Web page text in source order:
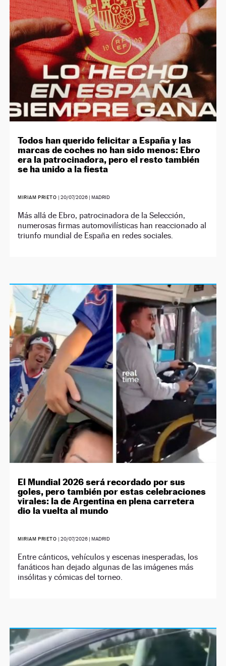
Todos han querido felicitar a España y las
marcas de coches no han sido menos: Ebro
era la patrocinadora, pero el resto también
se ha unido a la fiesta
MIRIAM PRIETO | 20/07/2026| MADRID
Más allá de Ebro, patrocinadora de la Selección,
numerosas firmas automovilísticas han reaccionado al
triunfo mundial de España en redes sociales.
El Mundial 2026 será recordado por sus
goles, pero también por estas celebraciones
virales: la de Argentina en plena carretera
dio la vuelta al mundo
MIRIAM PRIETO | 20/07/2026| MADRID
Entre cánticos, vehículos y escenas inesperadas, los
fanáticos han dejado algunas de las imágenes más
insólitas y cómicas del torneo.